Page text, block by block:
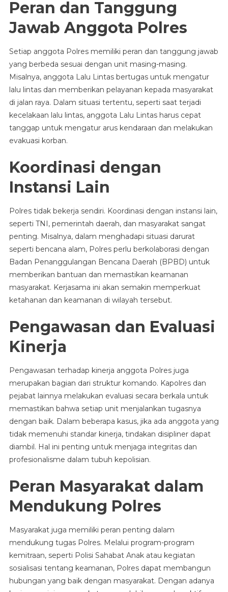
Peran dan Tanggung
Jawab Anggota Polres
Setiap anggota Polres memiliki peran dan tanggung jawab
yang berbeda sesuai dengan unit masing-masing.
Misalnya, anggota Lalu Lintas bertugas untuk mengatur
lalu lintas dan memberikan pelayanan kepada masyarakat
di jalan raya. Dalam situasi tertentu, seperti saat terjadi
kecelakaan lalu lintas, anggota Lalu Lintas harus cepat
tanggap untuk mengatur arus kendaraan dan melakukan
evakuasi korban.
Koordinasi dengan
Instansi Lain
Polres tidak bekerja sendiri. Koordinasi dengan instansi lain,
seperti TNI, pemerintah daerah, dan masyarakat sangat
penting. Misalnya, dalam menghadapi situasi darurat
seperti bencana alam, Polres perlu berkolaborasi dengan
Badan Penanggulangan Bencana Daerah (BPBD) untuk
memberikan bantuan dan memastikan keamanan
masyarakat. Kerjasama ini akan semakin memperkuat
ketahanan dan keamanan di wilayah tersebut.
Pengawasan dan Evaluasi
Kinerja
Pengawasan terhadap kinerja anggota Polres juga
merupakan bagian dari struktur komando. Kapolres dan
pejabat lainnya melakukan evaluasi secara berkala untuk
memastikan bahwa setiap unit menjalankan tugasnya
dengan baik. Dalam beberapa kasus, jika ada anggota yang
tidak memenuhi standar kinerja, tindakan disipliner dapat
diambil. Hal ini penting untuk menjaga integritas dan
profesionalisme dalam tubuh kepolisian.
Peran Masyarakat dalam
Mendukung Polres
Masyarakat juga memiliki peran penting dalam
mendukung tugas Polres. Melalui program-program
kemitraan, seperti Polisi Sahabat Anak atau kegiatan
sosialisasi tentang keamanan, Polres dapat membangun
hubungan yang baik dengan masyarakat. Dengan adanya